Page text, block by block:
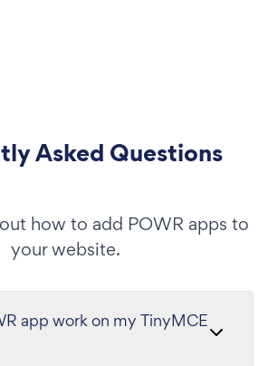
Asked Questions
how to add POWR apps to
your website.
app work on my TinyMCE